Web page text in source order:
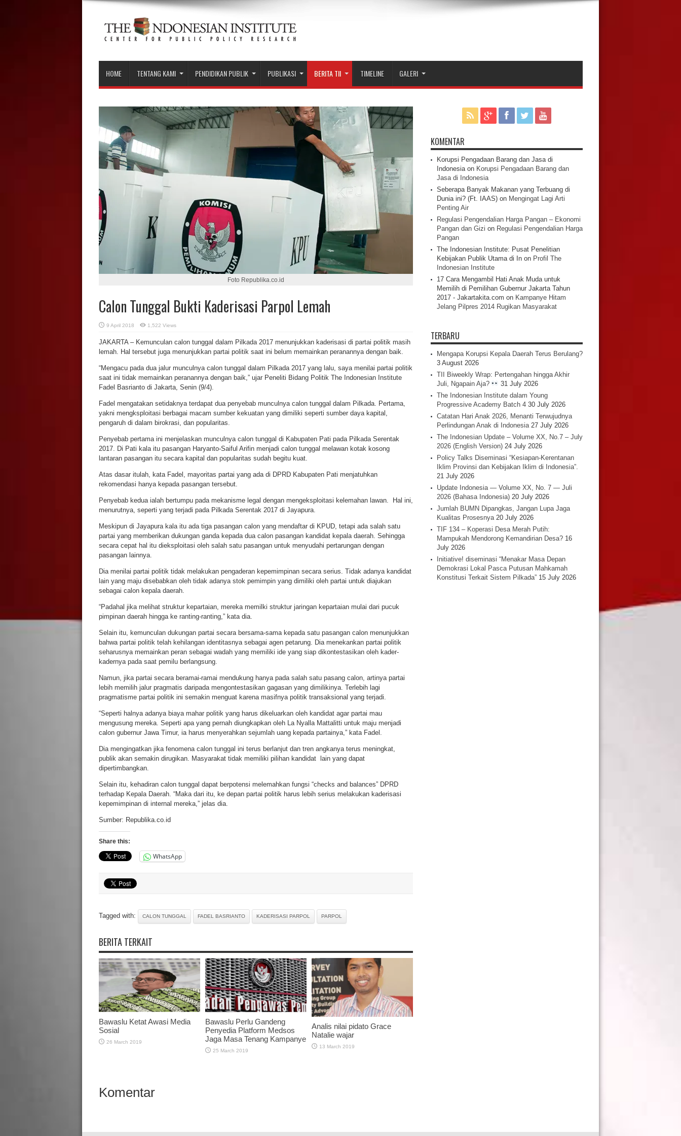
HOME TENTANG KAMI PENDIDIKAN PUBLIK PUBLIKASI BERITA TII TIMELINE GALERI
Foto Republika.co.id
Calon Tunggal Bukti Kaderisasi Parpol Lemah
9 April 2018 1,522 Views
JAKARTA – Kemunculan calon tunggal dalam Pilkada 2017 menunjukkan kaderisasi di partai politik masih
lemah. Hal tersebut juga menunjukkan partai politik saat ini belum memainkan peranannya dengan baik.
“Mengacu pada dua jalur munculnya calon tunggal dalam Pilkada 2017 yang lalu, saya menilai partai politik
saat ini tidak memainkan peranannya dengan baik,” ujar Peneliti Bidang Politik The Indonesian Institute
Fadel Basrianto di Jakarta, Senin (9/4).
Fadel mengatakan setidaknya terdapat dua penyebab munculnya calon tunggal dalam Pilkada. Pertama,
yakni mengksploitasi berbagai macam sumber kekuatan yang dimiliki seperti sumber daya kapital,
pengaruh di dalam birokrasi, dan popularitas.
Penyebab pertama ini menjelaskan munculnya calon tunggal di Kabupaten Pati pada Pilkada Serentak
2017. Di Pati kala itu pasangan Haryanto-Saiful Arifin menjadi calon tunggal melawan kotak kosong
lantaran pasangan itu secara kapital dan popularitas sudah begitu kuat.
Atas dasar itulah, kata Fadel, mayoritas partai yang ada di DPRD Kabupaten Pati menjatuhkan
rekomendasi hanya kepada pasangan tersebut.
Penyebab kedua ialah bertumpu pada mekanisme legal dengan mengeksploitasi kelemahan lawan. Hal ini,
menurutnya, seperti yang terjadi pada Pilkada Serentak 2017 di Jayapura.
Meskipun di Jayapura kala itu ada tiga pasangan calon yang mendaftar di KPUD, tetapi ada salah satu
partai yang memberikan dukungan ganda kepada dua calon pasangan kandidat kepala daerah. Sehingga
secara cepat hal itu dieksploitasi oleh salah satu pasangan untuk menyudahi pertarungan dengan
pasangan lainnya.
Dia menilai partai politik tidak melakukan pengaderan kepemimpinan secara serius. Tidak adanya kandidat
lain yang maju disebabkan oleh tidak adanya stok pemimpin yang dimiliki oleh partai untuk diajukan
sebagai calon kepala daerah.
“Padahal jika melihat struktur kepartaian, mereka memilki struktur jaringan kepartaian mulai dari pucuk
pimpinan daerah hingga ke ranting-ranting,” kata dia.
Selain itu, kemunculan dukungan partai secara bersama-sama kepada satu pasangan calon menunjukkan
bahwa partai politik telah kehilangan identitasnya sebagai agen petarung. Dia menekankan partai politik
seharusnya memainkan peran sebagai wadah yang memiliki ide yang siap dikontestasikan oleh kader-
kadernya pada saat pemilu berlangsung.
Namun, jika partai secara beramai-ramai mendukung hanya pada salah satu pasang calon, artinya partai
lebih memilih jalur pragmatis daripada mengontestasikan gagasan yang dimilikinya. Terlebih lagi
pragmatisme partai politik ini semakin menguat karena masifnya politik transaksional yang terjadi.
“Seperti halnya adanya biaya mahar politik yang harus dikeluarkan oleh kandidat agar partai mau
mengusung mereka. Seperti apa yang pernah diungkapkan oleh La Nyalla Mattalitti untuk maju menjadi
calon gubernur Jawa Timur, ia harus menyerahkan sejumlah uang kepada partainya,” kata Fadel.
Dia mengingatkan jika fenomena calon tunggal ini terus berlanjut dan tren angkanya terus meningkat,
publik akan semakin dirugikan. Masyarakat tidak memiliki pilihan kandidat lain yang dapat
dipertimbangkan.
Selain itu, kehadiran calon tunggal dapat berpotensi melemahkan fungsi “checks and balances” DPRD
terhadap Kepala Daerah. “Maka dari itu, ke depan partai politik harus lebih serius melakukan kaderisasi
kepemimpinan di internal mereka,” jelas dia.
Sumber: Republika.co.id
Share this:
WhatsApp
Tagged with: CALON TUNGGAL FADEL BASRIANTO KADERISASI PARPOL PARPOL
BERITA TERKAIT
Bawaslu Ketat Awasi Media
Sosial
26 March 2019
Bawaslu Perlu Gandeng
Penyedia Platform Medsos
Jaga Masa Tenang Kampanye
25 March 2019
Analis nilai pidato Grace
Natalie wajar
13 March 2019
Komentar
KOMENTAR
Korupsi Pengadaan Barang dan Jasa di
Indonesiaon Korupsi Pengadaan Barang dan
Jasa di Indonesia
Seberapa Banyak Makanan yang Terbuang di
Dunia ini? (Ft. IAAS)on Mengingat Lagi Arti
Penting Air
Regulasi Pengendalian Harga Pangan – Ekonomi
Pangan dan Gizi on Regulasi Pengendalian Harga
Pangan
The Indonesian Institute: Pusat Penelitian
Kebijakan Publik Utama di Inon Profil The
Indonesian Institute
17 Cara Mengambil Hati Anak Muda untuk
Memilih di Pemilihan Gubernur Jakarta Tahun
2017 - Jakartakita.com on Kampanye Hitam
Jelang Pilpres 2014 Rugikan Masyarakat
TERBARU
Mengapa Korupsi Kepala Daerah Terus Berulang?
3 August 2026
TII Biweekly Wrap: Pertengahan hingga Akhir
Juli, Ngapain Aja?
31 July 2026
The Indonesian Institute dalam Young
Progressive Academy Batch 4 30 July 2026
Catatan Hari Anak 2026, Menanti Terwujudnya
Perlindungan Anak di Indonesia 27 July 2026
The Indonesian Update – Volume XX, No.7 – July
2026 (English Version) 24 July 2026
Policy Talks Diseminasi “Kesiapan-Kerentanan
Iklim Provinsi dan Kebijakan Iklim di Indonesia”.
21 July 2026
Update Indonesia — Volume XX, No. 7 — Juli
2026 (Bahasa Indonesia) 20 July 2026
Jumlah BUMN Dipangkas, Jangan Lupa Jaga
Kualitas Prosesnya 20 July 2026
TIF 134 – Koperasi Desa Merah Putih:
Mampukah Mendorong Kemandirian Desa? 16
July 2026
Initiative! diseminasi “Menakar Masa Depan
Demokrasi Lokal Pasca Putusan Mahkamah
Konstitusi Terkait Sistem Pilkada” 15 July 2026